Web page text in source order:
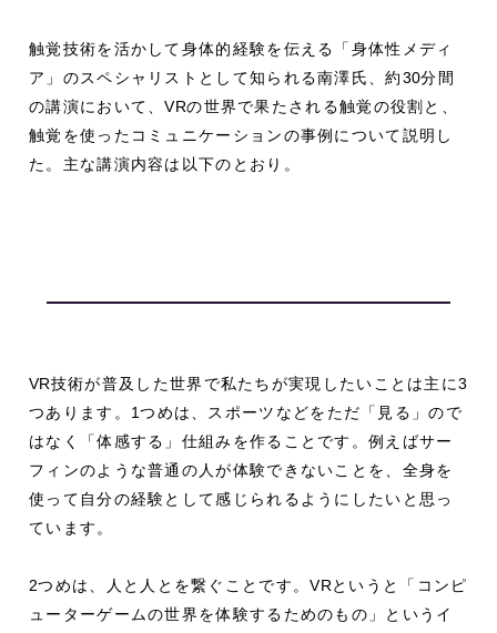
触覚技術を活かして身体的経験を伝える「身体性メディ
ア」のスペシャリストとして知られる南澤氏、約30分間
の講演において、VRの世界で果たされる触覚の役割と、
触覚を使ったコミュニケーションの事例について説明し
た。主な講演内容は以下のとおり。
VR技術が普及した世界で私たちが実現したいことは主に3
つあります。 1つめは、スポーツなどをただ「見る」ので
はなく「体感する」仕組みを作ることです。例えばサー
フィンのような普通の人が体験できないことを、全身を
使って自分の経験として感じられるようにしたいと思っ
ています。
2つめは、人と人とを繋ぐことです。VRというと「コンピ
ューターゲームの世界を体験するためのもの」というイ